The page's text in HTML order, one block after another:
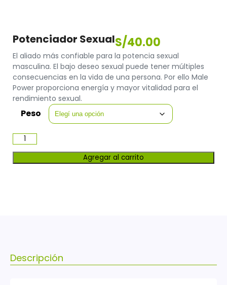
Potenciador SexualS/40.00
El aliado más confiable para la potencia sexual
masculina. El bajo deseo sexual puede tener múltiples
consecuencias en la vida de una persona. Por ello Male
Power proporciona energía y mayor vitalidad para el
rendimiento sexual.
Peso
Agregar al carrito
Descripción